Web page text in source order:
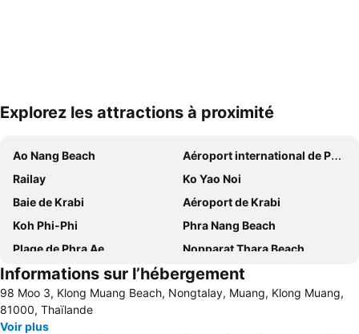
Explorez les attractions à proximité
Ao Nang Beach
Aéroport international de Phuket
Railay
Ko Yao Noi
Baie de Krabi
Aéroport de Krabi
Koh Phi-Phi
Phra Nang Beach
Plage de Phra Ae
Nopparat Thara Beach
Krabi Thai Cookery School
Ton Sai Bay
Plage aux singes
Sources chaudes et cascades
Thalang Road
Informations sur l’hébergement
98 Moo 3, Klong Muang Beach, Nongtalay, Muang, Klong Muang,
81000, Thaïlande
Voir plus